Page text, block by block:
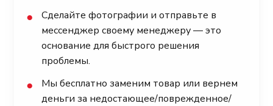
●
Сделайте фотографии и отправьте в
мессенджер своему менеджеру — это
основание для быстрого решения
проблемы.
●
Мы бесплатно заменим товар или вернем
деньги за недостающее/поврежденное/